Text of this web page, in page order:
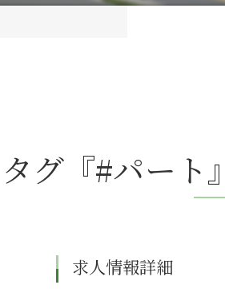
外来
タグ『#パート
求人情報詳細